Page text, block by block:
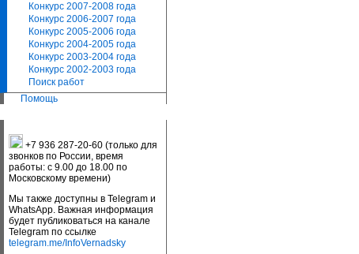
Конкурс 2007-2008 года
Конкурс 2006-2007 года
Конкурс 2005-2006 года
Конкурс 2004-2005 года
Конкурс 2003-2004 года
Конкурс 2002-2003 года
Поиск работ
Помощь
+7 936 287-20-60 (только для
звонков по России, время
работы: с 9.00 до 18.00 по
Московскому времени)
Мы также доступны в Telegram и
WhatsApp. Важная информация
будет публиковаться на канале
Telegram по ссылке
telegram.me/InfoVernadsky